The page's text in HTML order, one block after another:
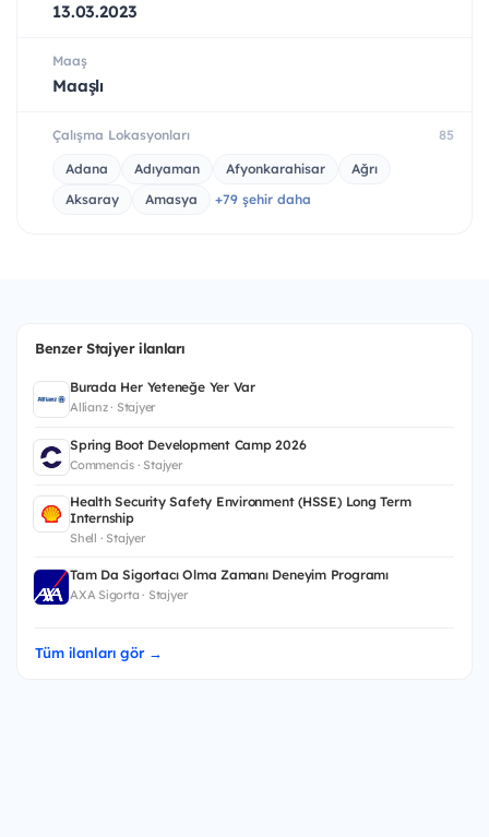
13.03.2023
Maaş
Maaşlı
Çalışma Lokasyonları 85
Adana Adıyaman Afyonkarahisar
Ağrı
Aksaray
Amasya +79 şehir daha
Benzer Stajyer ilanları
Burada Her Yeteneğe Yer Var
Allianz · Stajyer
Spring Boot Development Camp 2026
Commencis · Stajyer
Health Security Safety Environment (HSSE) Long Term
Internship
Shell · Stajyer
Tam Da Sigortacı Olma Zamanı Deneyim Programı
AXA Sigorta · Stajyer
Tüm ilanları gör →